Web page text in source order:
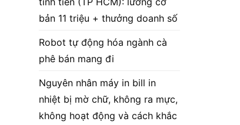
bản 11 triệu + thưởng doanh số
Robot tự động hóa ngành cà
phê bán mang đi
Nguyên nhân máy in bill in
nhiệt bị mờ chữ, không ra mực,
không hoạt động và cách khắc